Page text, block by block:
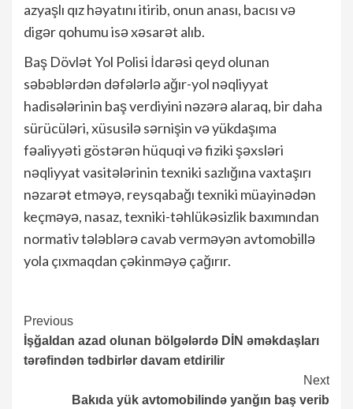
azyaşlı qız həyatını itirib, onun anası, bacısı və
digər qohumu isə xəsarət alıb.
Baş Dövlət Yol Polisi İdarəsi qeyd olunan
səbəblərdən dəfələrlə ağır-yol nəqliyyat
hadisələrinin baş verdiyini nəzərə alaraq, bir daha
sürücüləri, xüsusilə sərnişin və yükdaşıma
fəaliyyəti göstərən hüquqi və fiziki şəxsləri
nəqliyyat vasitələrinin texniki sazlığına vaxtaşırı
nəzarət etməyə, reysqabağı texniki müayinədən
keçməyə, nasaz, texniki-təhlükəsizlik baxımından
normativ tələblərə cavab verməyən avtomobillə
yola çıxmaqdan çəkinməyə çağırır.
Continue
Reading
Previous
İşğaldan azad olunan bölgələrdə DİN əməkdaşları
tərəfindən tədbirlər davam etdirilir
Next
Bakıda yük avtomobilində yanğın baş verib